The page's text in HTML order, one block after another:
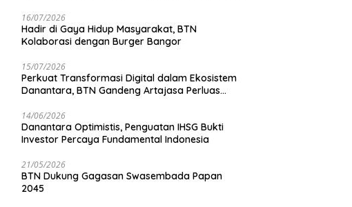
16/07/2026
Hadir di Gaya Hidup Masyarakat, BTN
Kolaborasi dengan Burger Bangor
15/07/2026
Perkuat Transformasi Digital dalam Ekosistem
Danantara, BTN Gandeng Artajasa Perluas
14/06/2026
Danantara Optimistis, Penguatan IHSG Bukti
Investor Percaya Fundamental Indonesia
21/05/2026
BTN Dukung Gagasan Swasembada Papan
2045